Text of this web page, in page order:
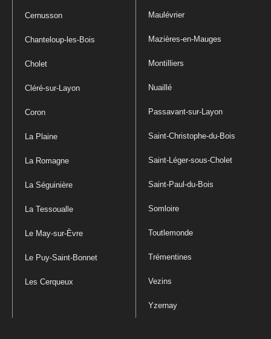
Cernusson
Chanteloup-les-Bois
Cholet
Cléré-sur-Layon
Coron
La Plaine
La Romagne
La Séguinière
La Tessoualle
Le May-sur-Èvre
Le Puy-Saint-Bonnet
Les Cerqueux
Maulévrier
Mazières-en-Mauges
Montilliers
Nuaillé
Passavant-sur-Layon
Saint-Christophe-du-Bois
Saint-Léger-sous-Cholet
Saint-Paul-du-Bois
Somloire
Toutlemonde
Trémentines
Vezins
Yzernay